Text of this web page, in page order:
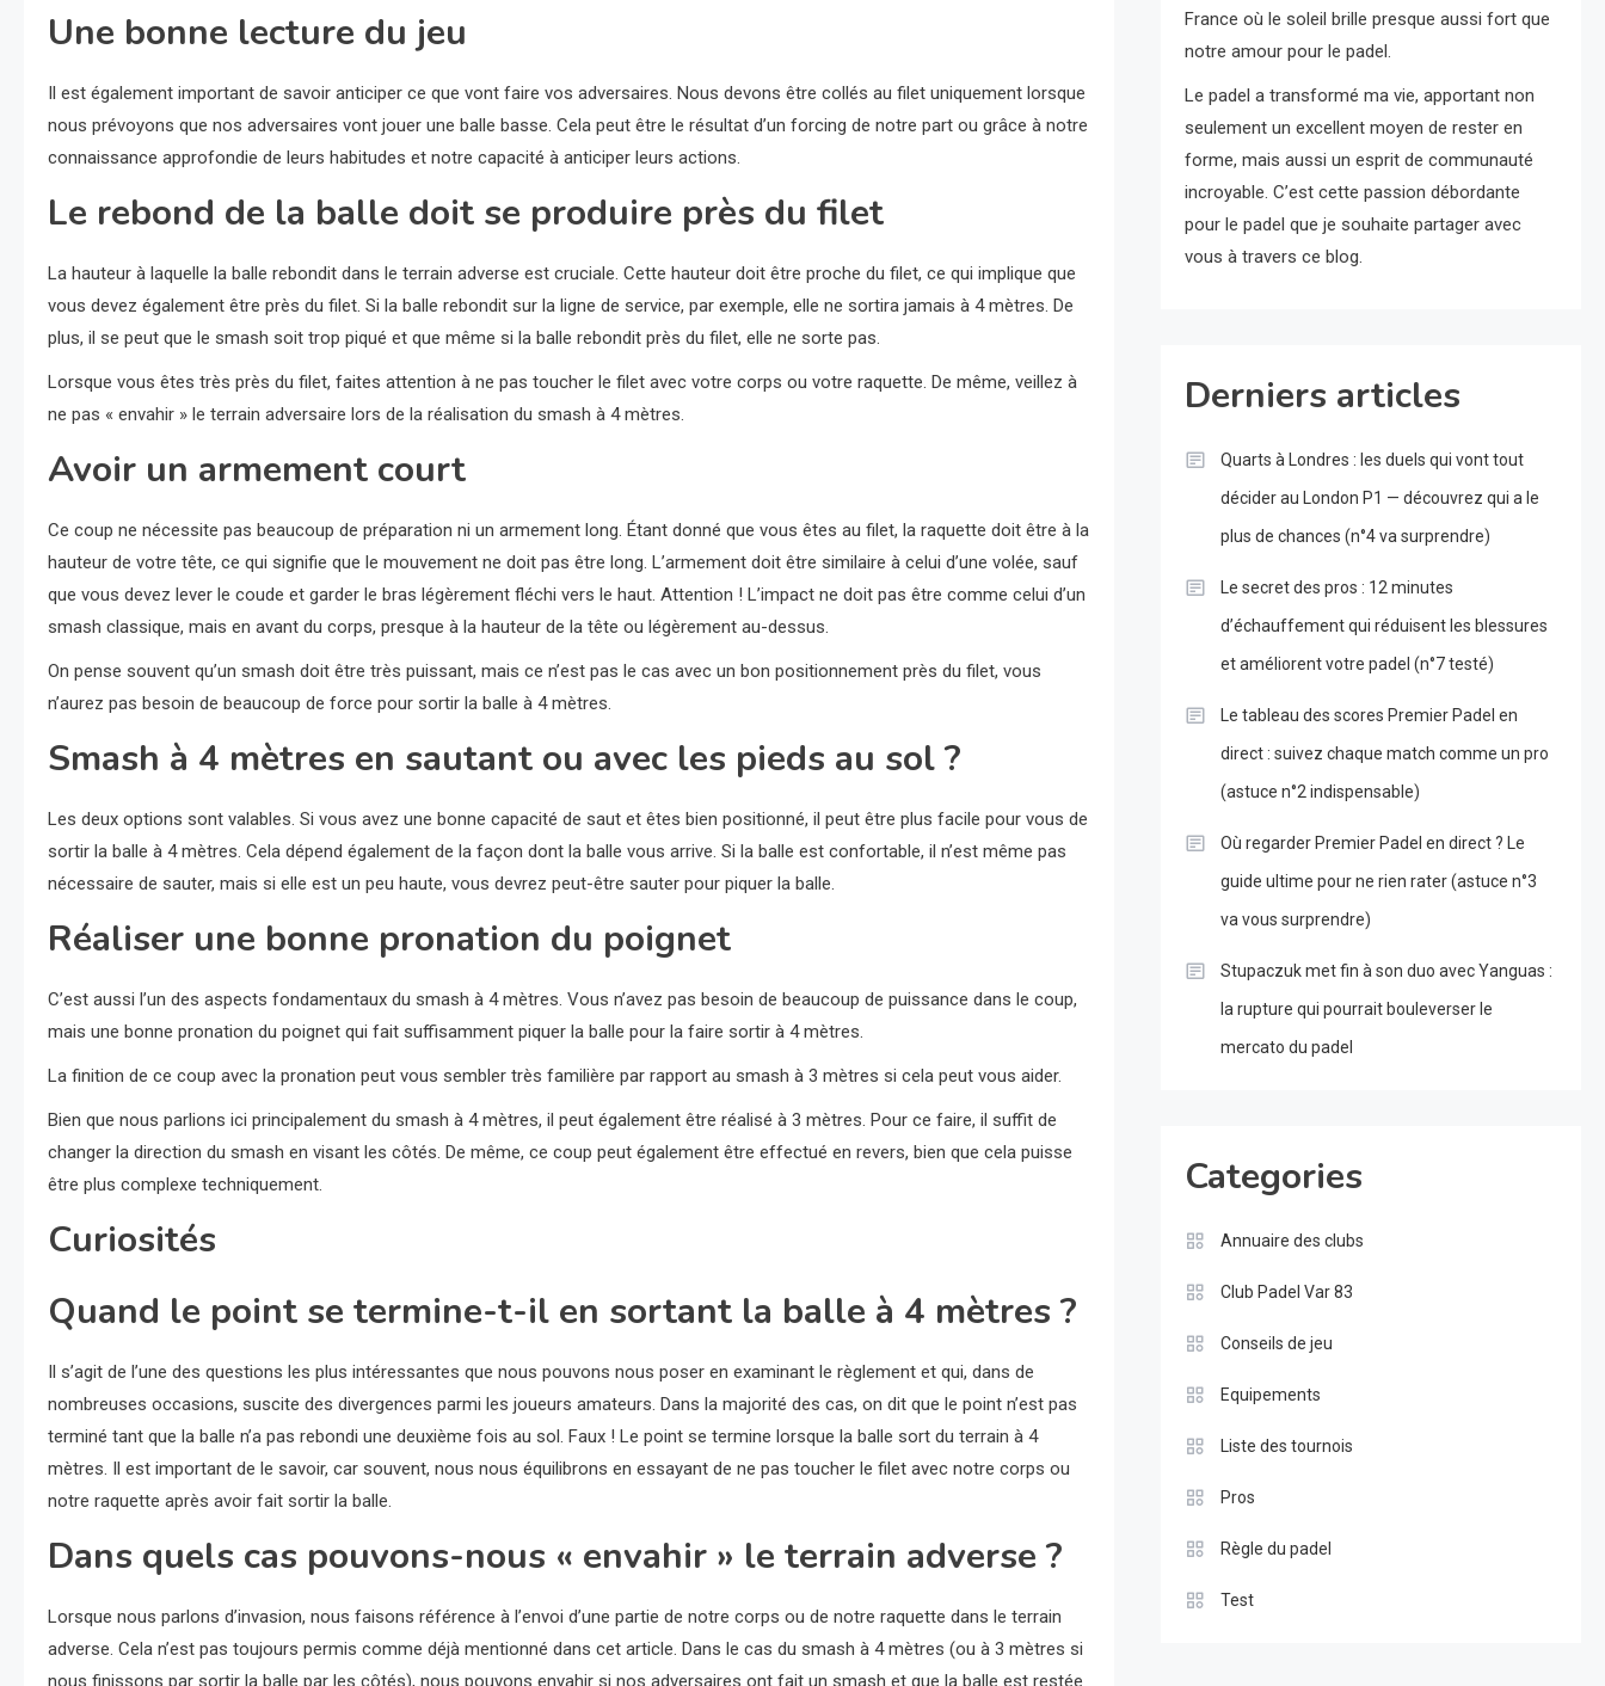
Une bonne lecture du jeu
Il est également important de savoir anticiper ce que vont faire vos adversaires. Nous devons être collés au filet uniquement lorsque
nous prévoyons que nos adversaires vont jouer une balle basse. Cela peut être le résultat d’un forcing de notre part ou grâce à notre
connaissance approfondie de leurs habitudes et notre capacité à anticiper leurs actions.
Le rebond de la balle doit se produire près du filet
La hauteur à laquelle la balle rebondit dans le terrain adverse est cruciale. Cette hauteur doit être proche du filet, ce qui implique que
vous devez également être près du filet. Si la balle rebondit sur la ligne de service, par exemple, elle ne sortira jamais à 4 mètres. De
plus, il se peut que le smash soit trop piqué et que même si la balle rebondit près du filet, elle ne sorte pas.
Lorsque vous êtes très près du filet, faites attention à ne pas toucher le filet avec votre corps ou votre raquette. De même, veillez à
ne pas « envahir » le terrain adversaire lors de la réalisation du smash à 4 mètres.
Avoir un armement court
Ce coup ne nécessite pas beaucoup de préparation ni un armement long. Étant donné que vous êtes au filet, la raquette doit être à la
hauteur de votre tête, ce qui signifie que le mouvement ne doit pas être long. L’armement doit être similaire à celui d’une volée, sauf
que vous devez lever le coude et garder le bras légèrement fléchi vers le haut. Attention ! L’impact ne doit pas être comme celui d’un
smash classique, mais en avant du corps, presque à la hauteur de la tête ou légèrement au-dessus.
On pense souvent qu’un smash doit être très puissant, mais ce n’est pas le cas avec un bon positionnement près du filet, vous
n’aurez pas besoin de beaucoup de force pour sortir la balle à 4 mètres.
Smash à 4 mètres en sautant ou avec les pieds au sol ?
Les deux options sont valables. Si vous avez une bonne capacité de saut et êtes bien positionné, il peut être plus facile pour vous de
sortir la balle à 4 mètres. Cela dépend également de la façon dont la balle vous arrive. Si la balle est confortable, il n’est même pas
nécessaire de sauter, mais si elle est un peu haute, vous devrez peut-être sauter pour piquer la balle.
Réaliser une bonne pronation du poignet
C’est aussi l’un des aspects fondamentaux du smash à 4 mètres. Vous n’avez pas besoin de beaucoup de puissance dans le coup,
mais une bonne pronation du poignet qui fait suffisamment piquer la balle pour la faire sortir à 4 mètres.
La finition de ce coup avec la pronation peut vous sembler très familière par rapport au smash à 3 mètres si cela peut vous aider.
Bien que nous parlions ici principalement du smash à 4 mètres, il peut également être réalisé à 3 mètres. Pour ce faire, il suffit de
changer la direction du smash en visant les côtés. De même, ce coup peut également être effectué en revers, bien que cela puisse
être plus complexe techniquement.
Curiosités
Quand le point se termine-t-il en sortant la balle à 4 mètres ?
Il s’agit de l’une des questions les plus intéressantes que nous pouvons nous poser en examinant le règlement et qui, dans de
nombreuses occasions, suscite des divergences parmi les joueurs amateurs. Dans la majorité des cas, on dit que le point n’est pas
terminé tant que la balle n’a pas rebondi une deuxième fois au sol. Faux ! Le point se termine lorsque la balle sort du terrain à 4
mètres. Il est important de le savoir, car souvent, nous nous équilibrons en essayant de ne pas toucher le filet avec notre corps ou
notre raquette après avoir fait sortir la balle.
Dans quels cas pouvons-nous « envahir » le terrain adverse ?
Lorsque nous parlons d’invasion, nous faisons référence à l’envoi d’une partie de notre corps ou de notre raquette dans le terrain
adverse. Cela n’est pas toujours permis comme déjà mentionné dans cet article. Dans le cas du smash à 4 mètres (ou à 3 mètres si
nous finissons par sortir la balle par les côtés), nous pouvons envahir si nos adversaires ont fait un smash et que la balle est restée
France où le soleil brille presque aussi fort que
notre amour pour le padel.
Le padel a transformé ma vie, apportant non
seulement un excellent moyen de rester en
forme, mais aussi un esprit de communauté
incroyable. C’est cette passion débordante
pour le padel que je souhaite partager avec
vous à travers ce blog.
Derniers articles
Quarts à Londres : les duels qui vont tout
décider au London P1 — découvrez qui a le
plus de chances (n°4 va surprendre)
Le secret des pros : 12 minutes
d’échauffement qui réduisent les blessures
et améliorent votre padel (n°7 testé)
Le tableau des scores Premier Padel en
direct : suivez chaque match comme un pro
(astuce n°2 indispensable)
Où regarder Premier Padel en direct ? Le
guide ultime pour ne rien rater (astuce n°3
va vous surprendre)
Stupaczuk met fin à son duo avec Yanguas :
la rupture qui pourrait bouleverser le
mercato du padel
Categories
Annuaire des clubs
Club Padel Var 83
Conseils de jeu
Equipements
Liste des tournois
Pros
Règle du padel
Test